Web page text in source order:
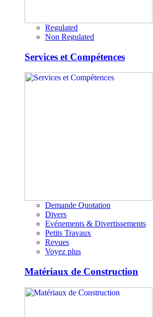
Regulated
Non Regulated
Services et Compétences
Demande Quotation
Divers
Evénements & Divertissements
Petits Travaux
Revues
Voyez plus
Matériaux de Construction